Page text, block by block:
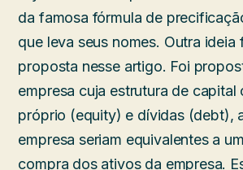
da famosa fórmula de
que leva seus nomes. Outra ideia
proposta nesse artigo. Foi
empresa cuja estrutura de capital
próprio (equity) e dívidas (debt),
empresa seriam equivalentes a
compra dos ativos da empresa.